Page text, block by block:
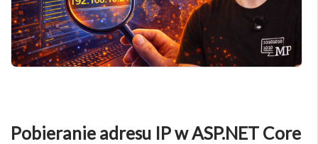
Pobieranie adresu IP w ASP.NET Core